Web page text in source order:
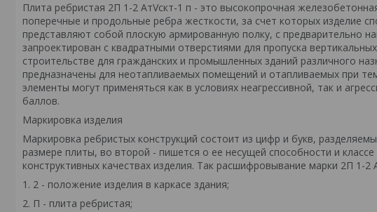
Плита ребристая 2П 1-2 АтVскт-1 п - это высокопрочная
поперечные и продольные ребра жесткости, за счет которых изделие
представляют собой плоскую армированную полку, с предварительно
запроектирован с квадратными отверстиями для пропуска
строительстве для гражданских и промышленных зданий различного
предназначены для неотапливаемых помещений и отапливаемых при
элементы могут применяться как в условиях неагрессивной, так и
баллов.
Маркировка изделия
Маркировка ребристых конструкций состоит из цифр и букв,
размере плиты, во второй - пишется о ее несущей способности и
конструктивных качествах изделия. Так расшифровывание марки 2П 1-
1. 2 - положение изделия в каркасе здания;
2. П - плита ребристая;